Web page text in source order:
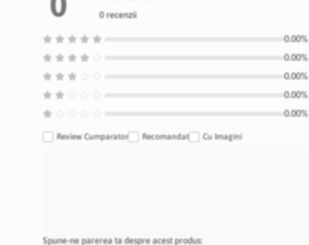
0 recenzii
Review Cumparator Recomandat Cu Imagini
Spune-ne parerea ta despre acest produs: